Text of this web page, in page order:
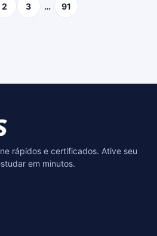
2 3 … 91
rápidos e certificados. Ative seu
em minutos.